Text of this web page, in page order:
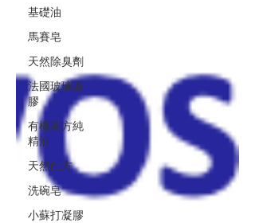
基礎油
馬賽皂
天然除臭劑
法國玻璃凝
膠
有機單方純
精油
天然配方
洗碗皂
小蘇打凝膠